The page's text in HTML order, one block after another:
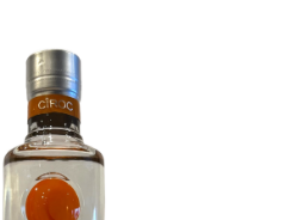
slideshow Items